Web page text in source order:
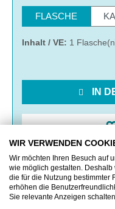
FLASCHE
Inhalt / VE: 1
IN
OFFERTE
WIR VERWENDEN
Wir möchten Ihren Besuch auf
wie möglich gestalten. Deshalb
die für die Nutzung bestimmter
erhöhen die
Sie relevante Anzeigen